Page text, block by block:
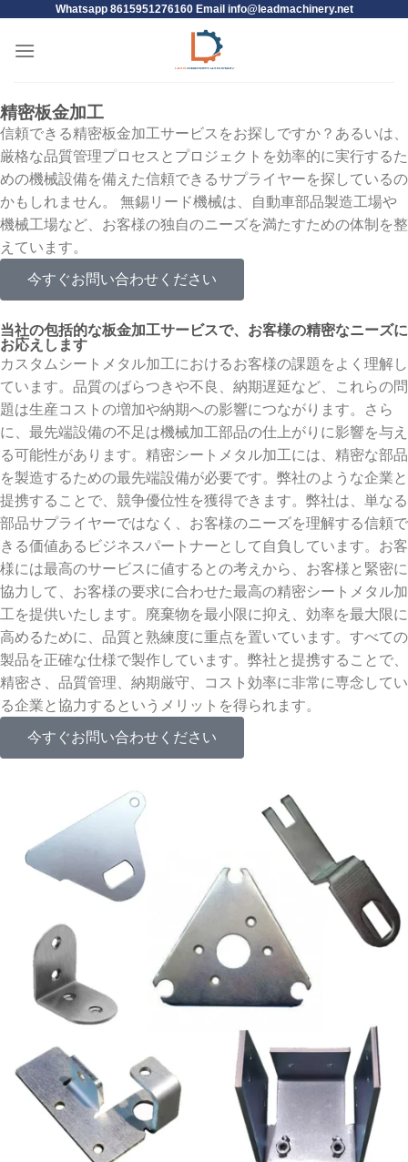
Whatsapp 8615951276160 Email info@leadmachinery.net
精密板金加工
信頼できる精密板金加工サービスをお探しですか？あるいは、
厳格な品質管理プロセスとプロジェクトを効率的に実行するた
めの機械設備を備えた信頼できるサプライヤーを探しているの
かもしれません。 無錫リード機械は、自動車部品製造工場や
機械工場など、お客様の独自のニーズを満たすための体制を整
えています。
今すぐお問い合わせください
当社の包括的な板金加工サービスで、お客様の精密なニーズに
お応えします
カスタムシートメタル加工におけるお客様の課題をよく理解し
ています。品質のばらつきや不良、納期遅延など、これらの問
題は生産コストの増加や納期への影響につながります。さら
に、最先端設備の不足は機械加工部品の仕上がりに影響を与え
る可能性があります。精密シートメタル加工には、精密な部品
を製造するための最先端設備が必要です。弊社のような企業と
提携することで、競争優位性を獲得できます。弊社は、単なる
部品サプライヤーではなく、お客様のニーズを理解する信頼で
きる価値あるビジネスパートナーとして自負しています。お客
様には最高のサービスに値するとの考えから、お客様と緊密に
協力して、お客様の要求に合わせた最高の精密シートメタル加
工を提供いたします。廃棄物を最小限に抑え、効率を最大限に
高めるために、品質と熟練度に重点を置いています。すべての
製品を正確な仕様で製作しています。弊社と提携することで、
精密さ、品質管理、納期厳守、コスト効率に非常に専念してい
る企業と協力するというメリットを得られます。
今すぐお問い合わせください